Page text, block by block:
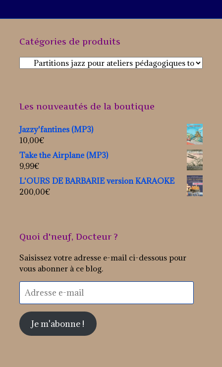
Catégories de produits
Les nouveautés de la boutique
Jazzy'fantines (MP3)
10,00€
Take the Airplane (MP3)
9,99€
L'OURS DE BARBARIE version KARAOKE
200,00€
Quoi d'neuf, Docteur ?
Saisissez votre adresse e-mail ci-dessous pour
vous abonner à ce blog.
Adresse
e-
Je m'abonne !